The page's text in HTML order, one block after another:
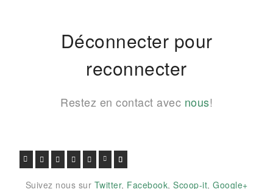
Déconnecter pour
reconnecter
Restez en contact avec nous!
FACEBOOK
TWITTERGOOGLE+PINTEREST
VIADEOLINKEDIN
Suivez nous sur Twitter, Facebook, Scoop-it, Google+